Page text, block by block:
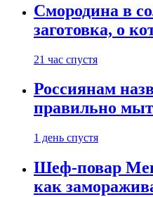
Смородина в
заготовка, о
21 час спустя
Россиянам
правильно
1 день спустя
Шеф-повар
как